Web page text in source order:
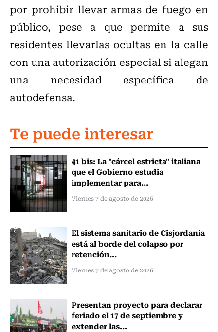
por prohibir llevar armas de fuego en
público, pese a que permite a sus
residentes llevarlas ocultas en la calle
con una autorización especial si alegan
una necesidad específica de
autodefensa.
Te puede interesar
41 bis: La "cárcel estricta" italiana
que el Gobierno estudia
implementar para...
Viernes 7 de agosto de 2026
El sistema sanitario de Cisjordania
está al borde del colapso por
retención...
Viernes 7 de agosto de 2026
Presentan proyecto para declarar
feriado el 17 de septiembre y
extender las...